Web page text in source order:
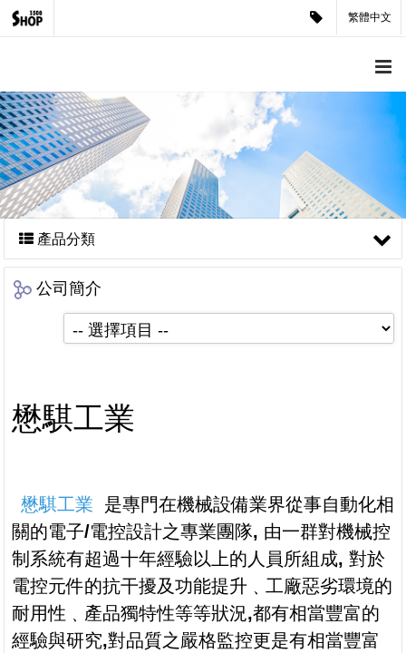
繁體中文
產品分類
公司簡介
懋騏工業
懋騏工業
是專門在機械設備業界從事自動化相
關的電子/電控設計之專業團隊, 由一群對機械控
制系統有超過十年經驗以上的人員所組成, 對於
電控元件的抗干擾及功能提升﹑工廠惡劣環境的
耐用性﹑產品獨特性等等狀況,都有相當豐富的
經驗與研究,對品質之嚴格監控更是有相當豐富